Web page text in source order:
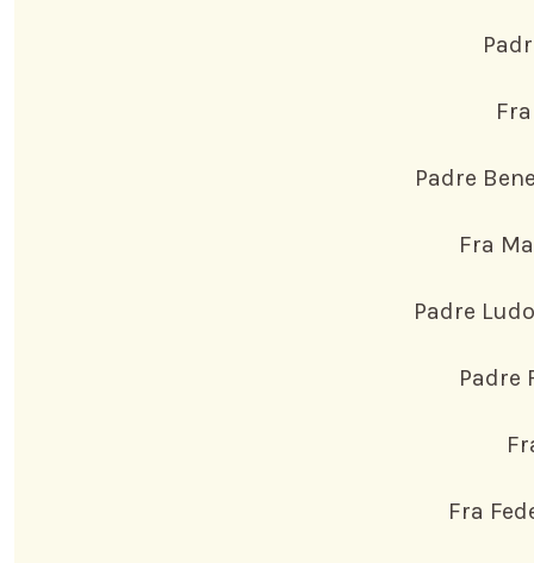
Padre
Fra
Padre
Padre
Fra